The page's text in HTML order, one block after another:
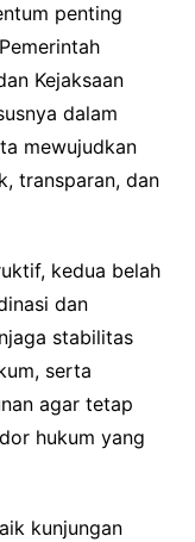
penting
Kejaksaan
dalam
mewujudkan
transparan, dan
kedua belah
dan
stabilitas
serta
agar tetap
hukum yang
kunjungan